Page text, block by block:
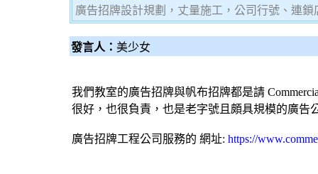
廣告招牌設計規劃，丈量施工，公司行號、連
發言人： 美少女
我們教室的廣告招牌與帆布招牌都是請
很好，也很負責，也是老字號且頗具規模的廣告
廣告招牌工程公司服務的 網址: https://